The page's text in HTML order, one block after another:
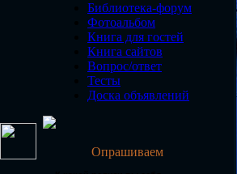
Библиотека-форум
Фотоальбом
Книга для гостей
Книга сайтов
Вопрос/ответ
Тесты
Доска объявлений
Опрашиваем